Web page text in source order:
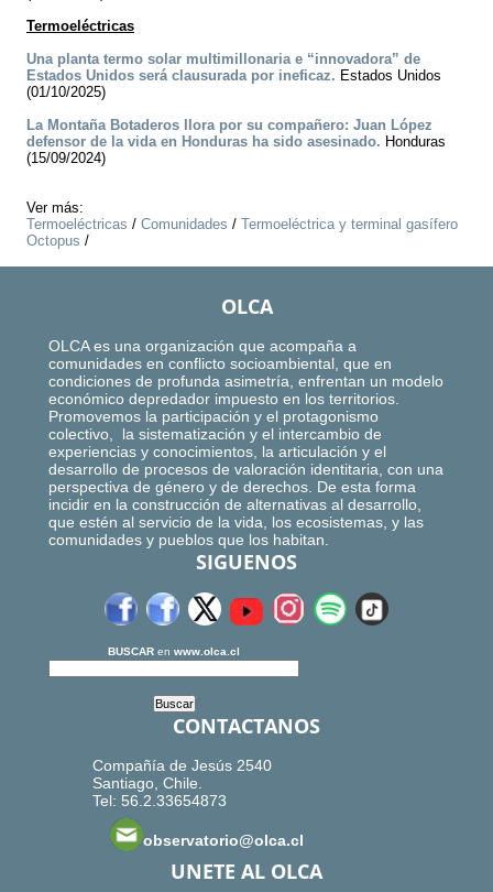
Termoeléctricas
Una planta termo solar multimillonaria e “innovadora” de
Estados Unidos será clausurada por ineficaz. Estados Unidos
(01/10/2025)
La Montaña Botaderos llora por su compañero: Juan López
defensor de la vida en Honduras ha sido asesinado. Honduras
(15/09/2024)
Ver más:
Termoeléctricas / Comunidades / Termoeléctrica y terminal gasífero
Octopus /
OLCA
OLCA es una organización que acompaña a
comunidades en conflicto socioambiental, que en
condiciones de profunda asimetría, enfrentan un modelo
económico depredador impuesto en los territorios.
Promovemos la participación y el protagonismo
colectivo, la sistematización y el intercambio de
experiencias y conocimientos, la articulación y el
desarrollo de procesos de valoración identitaria, con una
perspectiva de género y de derechos. De esta forma
incidir en la construcción de alternativas al desarrollo,
que estén al servicio de la vida, los ecosistemas, y las
comunidades y pueblos que los habitan.
SIGUENOS
BUSCAR en www.olca.cl
CONTACTANOS
Compañía de Jesús 2540
Santiago, Chile.
Tel: 56.2.33654873
observatorio@olca.cl
UNETE AL OLCA